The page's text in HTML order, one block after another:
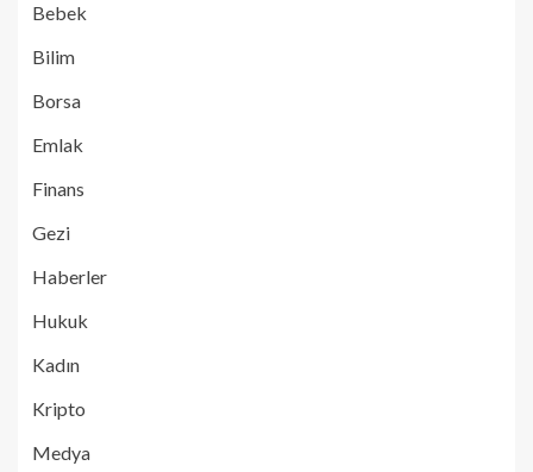
Bebek
Bilim
Borsa
Emlak
Finans
Gezi
Haberler
Hukuk
Kadın
Kripto
Medya